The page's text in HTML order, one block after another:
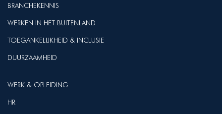
BRANCHEKENNIS
WERKEN IN HET BUITENLAND
TOEGANKELIJKHEID & INCLUSIE
DUURZAAMHEID
WERK & OPLEIDING
HR